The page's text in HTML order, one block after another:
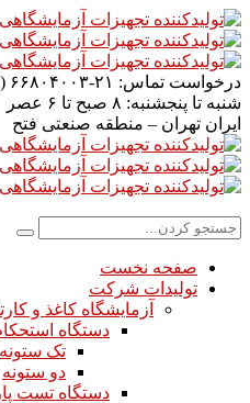
درخواست تماس: ۲۱-۶۶۸۰۴۰۰۳ (۹۸+)
شنبه تا پنجشنبه: ۸ صبح تا ۶ عصر
ایران تهران – منطقه صنعتی فتح
صفحه نخست
تولیدات شرکت
آزمایشگاه کاغذ و
دستگاه
تک ستونه
دو ستونه
دستگاه تست